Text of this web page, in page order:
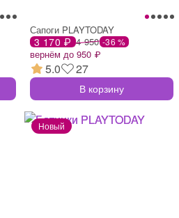
Сапоги PLAYTODAY
3 170 ₽ 4 950 -36 %
вернём до 950 ₽
5.0 27
В корзину